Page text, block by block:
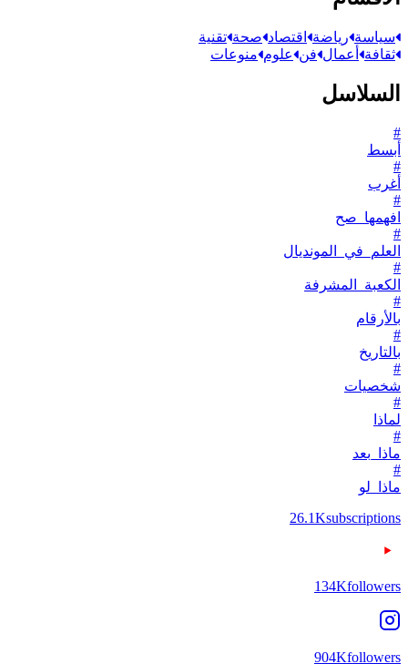
سياسة رياضة اقتصاد صحة تقنية
ثقافة أعمال فن علوم منوعات
السلاسل
#
أبسط
#
أغرب
#
افهمها_صح
#
العلم_في_المونديال
#
الكعبة_المشرفة
#
بالأرقام
#
بالتاريخ
#
شخصيات
#
لماذا
#
ماذا_بعد
#
ماذا_لو
26.1Ksubscriptions
134Kfollowers
904Kfollowers